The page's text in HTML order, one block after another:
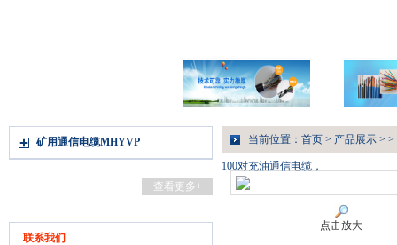
矿用通信电缆MHYVP
查看更多+
联系我们
当前位置： 首页 > 产品展示 > >
100对充油通信电缆，
点击放大